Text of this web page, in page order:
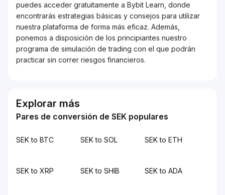
puedes acceder gratuitamente a Bybit Learn, donde
encontrarás estrategias básicas y consejos para utilizar
nuestra plataforma de forma más eficaz. Además,
ponemos a disposición de los principiantes nuestro
programa de simulación de trading con el que podrán
practicar sin correr riesgos financieros.
Explorar más
Pares de conversión de SEK populares
SEK to BTC SEK to SOL SEK to ETH
SEK to XRP SEK to SHIB SEK to ADA